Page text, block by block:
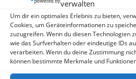
verwalten
Um dir ein optimales Erlebnis zu bieten,
Cookies, um Geräteinformationen zu
zuzugreifen. Wenn du diesen Technologien
wie das Surfverhalten oder eindeutige IDs
verarbeiten. Wenn du deine Zustimmung
können bestimmte Merkmale und
KEINE ANTWORT
7. MÄRZ 2023
Haiku-Lesung